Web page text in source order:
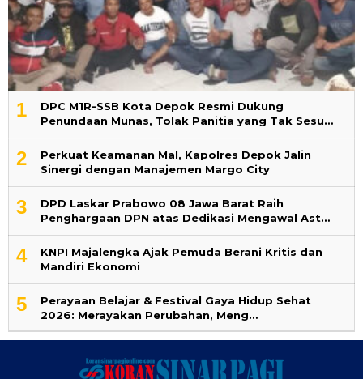
1
DPC M1R-SSB Kota Depok Resmi Dukung
Penundaan Munas, Tolak Panitia yang Tak Sesu…
2
Perkuat Keamanan Mal, Kapolres Depok Jalin
Sinergi dengan Manajemen Margo City
3
DPD Laskar Prabowo 08 Jawa Barat Raih
Penghargaan DPN atas Dedikasi Mengawal Ast…
4
KNPI Majalengka Ajak Pemuda Berani Kritis dan
Mandiri Ekonomi
5
Perayaan Belajar & Festival Gaya Hidup Sehat
2026: Merayakan Perubahan, Meng…